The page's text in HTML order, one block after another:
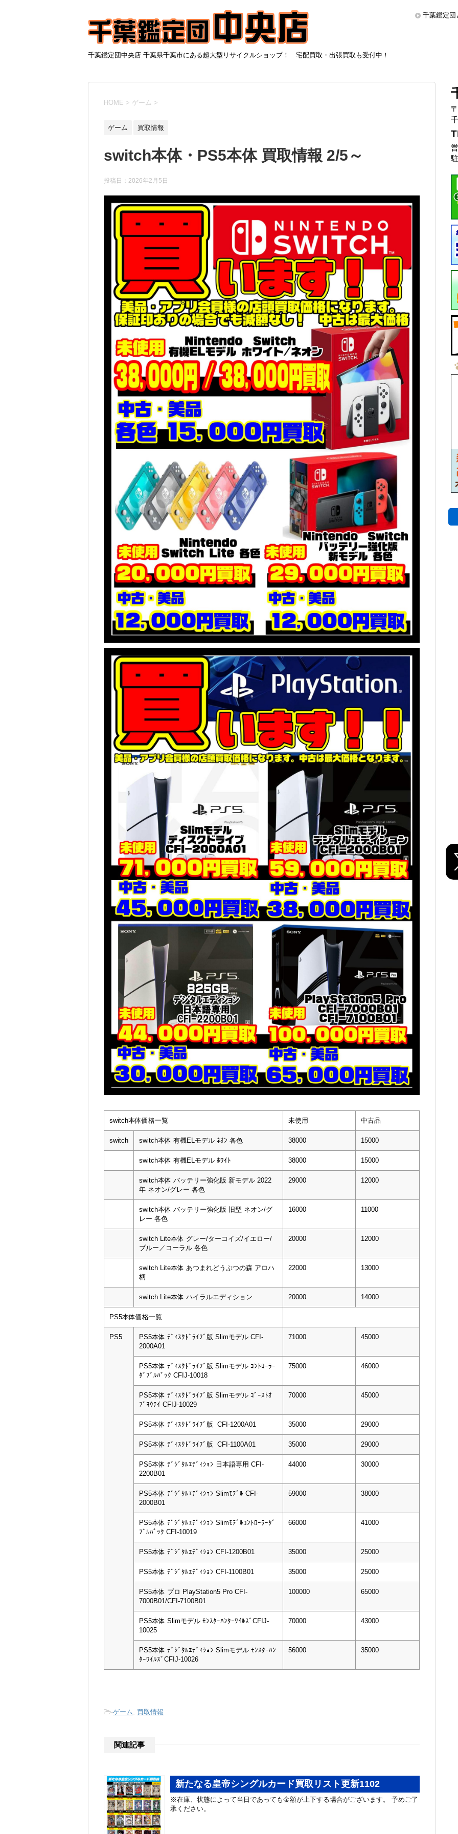
千葉鑑定団中央店 千葉県千葉市にある超大型リサイクルショップ！ 宅配買取・出張買取も受付中！
千葉鑑定団
HOME > ゲーム >
ゲーム 買取情報
switch本体・PS5本体 買取情報 2/5～
投稿日： 2026年2月5日
switch本体価格一覧 未使用 中古品
switch switch本体 有機ELモデル ﾈｵﾝ 各色 38000 15000
switch本体 有機ELモデル ﾎﾜｲﾄ 38000 15000
switch本体 バッテリー強化版 新モデル 2022
年 ネオン/グレー 各色
29000 12000
switch本体 バッテリー強化版 旧型 ネオン/グ
レー 各色
16000 11000
switch Lite本体 グレー/ターコイズ/イエロー/
ブルー／コーラル 各色
20000 12000
switch Lite本体 あつまれどうぶつの森 アロハ
柄
22000 13000
switch Lite本体 ハイラルエディション 20000 14000
PS5本体価格一覧
PS5
PS5本体 ﾃﾞｨｽｸﾄﾞﾗｲﾌﾞ版 Slimモデル CFI-
2000A01
71000 45000
PS5本体 ﾃﾞｨｽｸﾄﾞﾗｲﾌﾞ版 Slimモデル ｺﾝﾄﾛｰﾗｰ
ﾀﾞﾌﾞﾙﾊﾟｯｸ CFIJ-10018
75000 46000
PS5本体 ﾃﾞｨｽｸﾄﾞﾗｲﾌﾞ版 Slimモデル ｺﾞｰｽﾄｵ
ﾌﾞﾖｳﾃｲ CFIJ-10029
70000 45000
PS5本体 ﾃﾞｨｽｸﾄﾞﾗｲﾌﾞ版 CFI-1200A01 35000 29000
PS5本体 ﾃﾞｨｽｸﾄﾞﾗｲﾌﾞ版 CFI-1100A01 35000 29000
PS5本体 ﾃﾞｼﾞﾀﾙｴﾃﾞｨｼｮﾝ 日本語専用 CFI-
2200B01
44000 30000
PS5本体 ﾃﾞｼﾞﾀﾙｴﾃﾞｨｼｮﾝ Slimﾓﾃﾞﾙ CFI-
2000B01
59000 38000
PS5本体 ﾃﾞｼﾞﾀﾙｴﾃﾞｨｼｮﾝ Slimﾓﾃﾞﾙｺﾝﾄﾛｰﾗｰﾀﾞ
ﾌﾞﾙﾊﾟｯｸ CFI-10019
66000 41000
PS5本体 ﾃﾞｼﾞﾀﾙｴﾃﾞｨｼｮﾝ CFI-1200B01 35000 25000
PS5本体 ﾃﾞｼﾞﾀﾙｴﾃﾞｨｼｮﾝ CFI-1100B01 35000 25000
PS5本体 プロ PlayStation5 Pro CFI-
7000B01/CFI-7100B01
100000 65000
PS5本体 Slimモデル ﾓﾝｽﾀｰﾊﾝﾀｰﾜｲﾙｽﾞCFIJ-
10025
70000 43000
PS5本体 ﾃﾞｼﾞﾀﾙｴﾃﾞｨｼｮﾝ Slimモデル ﾓﾝｽﾀｰﾊﾝ
ﾀｰﾜｲﾙｽﾞCFIJ-10026
56000 35000
-ゲーム, 買取情報
関連記事
新たなる皇帝シングルカード買取リスト更新1102
※在庫、状態によって当日であっても金額が上下する場合がございます。 予めご了
承ください。